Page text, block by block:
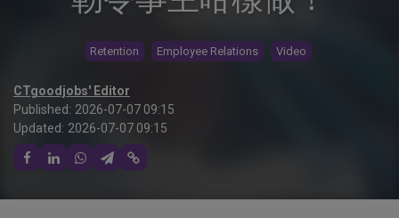
Retention Employee Relations Video
CTgoodjobs' Editor
Published: 2026-07-07 09:15
Updated: 2026-07-07 09:15